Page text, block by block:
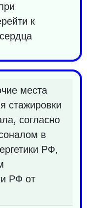
к
места
стажировки
согласно
в
РФ,
РФ от